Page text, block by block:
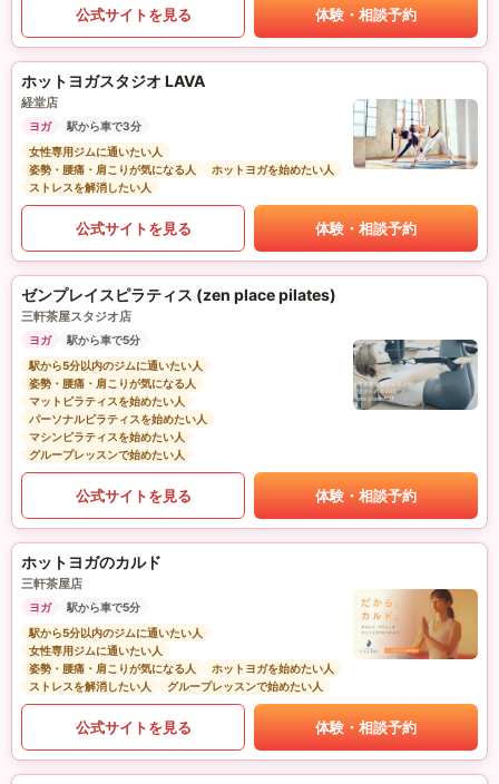
公式サイトを見る 体験・相談予約
ホットヨガスタジオ LAVA
経堂店
ヨガ
駅から車で3分
女性専用ジムに通いたい人
姿勢・腰痛・肩こりが気になる人
ホットヨガを始めたい人
ストレスを解消したい人
公式サイトを見る 体験・相談予約
ゼンプレイスピラティス (zen place pilates)
三軒茶屋スタジオ店
ヨガ
駅から車で5分
駅から5分以内のジムに通いたい人
姿勢・腰痛・肩こりが気になる人
マットピラティスを始めたい人
パーソナルピラティスを始めたい人
マシンピラティスを始めたい人
グループレッスンで始めたい人
公式サイトを見る 体験・相談予約
ホットヨガのカルド
三軒茶屋店
ヨガ
駅から車で5分
駅から5分以内のジムに通いたい人
女性専用ジムに通いたい人
姿勢・腰痛・肩こりが気になる人
ホットヨガを始めたい人
ストレスを解消したい人
グループレッスンで始めたい人
公式サイトを見る 体験・相談予約